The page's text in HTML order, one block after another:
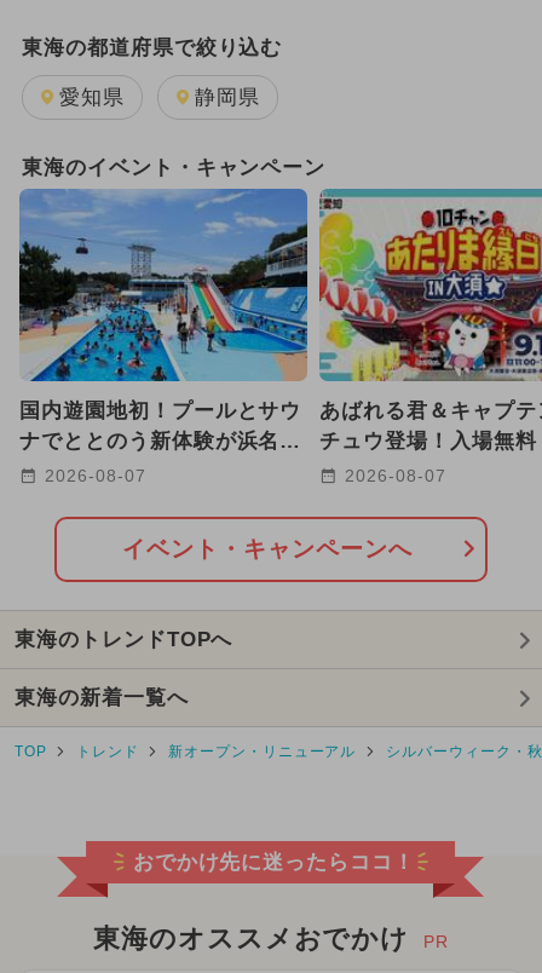
東海の都道府県で絞り込む
愛知県 静岡県
東海のイベント・キャンペーン
国内遊園地初！プールとサウ
ナでととのう新体験が浜名湖
パルパルに登場 8/22-30ま
2026-08-07
あばれる君＆キャプテ
チュウ登場！入場無料
ャンあたりま縁日IN
2026-08-07
イベント・キャンペーンへ
東海のトレンドTOPへ
東海の新着一覧へ
TOP トレンド 新オープン・リニューアル シルバーウィーク・
おでかけ先に迷ったらココ！
東海のオススメおでかけ PR